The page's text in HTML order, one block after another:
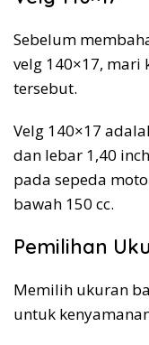
Sebelum
velg 140×17, mari
tersebut.
Velg 140×17
dan lebar 1,40
pada sepeda
bawah 150 cc.
Pemilihan
Memilih ukuran
untuk